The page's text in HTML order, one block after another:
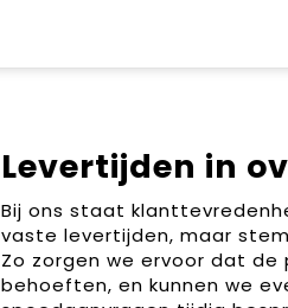
Levertijden in
Bij ons staat
vaste levertijden, maar
Zo zorgen we ervoor dat de
behoeften, en kunnen we